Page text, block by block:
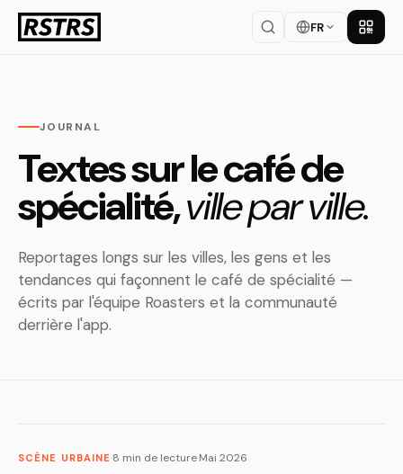
FR
JOURNAL
Textes sur le café de
spécialité,ville par ville.
Reportages longs sur les villes, les gens et les
tendances qui façonnent le café de spécialité —
écrits par l'équipe Roasters et la communauté
derrière l'app.
SCÈNE URBAINE ·8 min de lecture·Mai 2026